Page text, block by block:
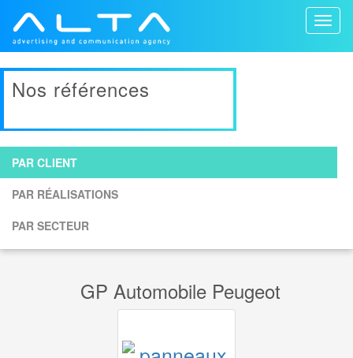
Nos références
PAR CLIENT
PAR RÉALISATIONS
PAR SECTEUR
GP Automobile Peugeot